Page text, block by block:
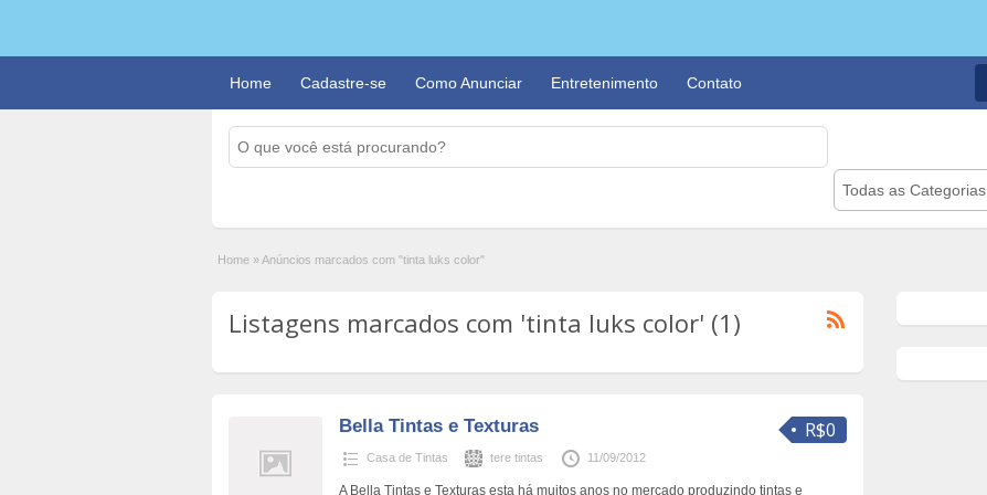
Home Cadastre-se Como Anunciar Entretenimento Contato
Todas as Categorias
Home »Anúncios marcados com "tinta luks color"
Listagens marcados com 'tinta luks color' (1)
R$0
Bella Tintas e Texturas
Casa de Tintas tere tintas 11/09/2012
A Bella Tintas e Texturas esta há muitos anos no mercado produzindo tintas e